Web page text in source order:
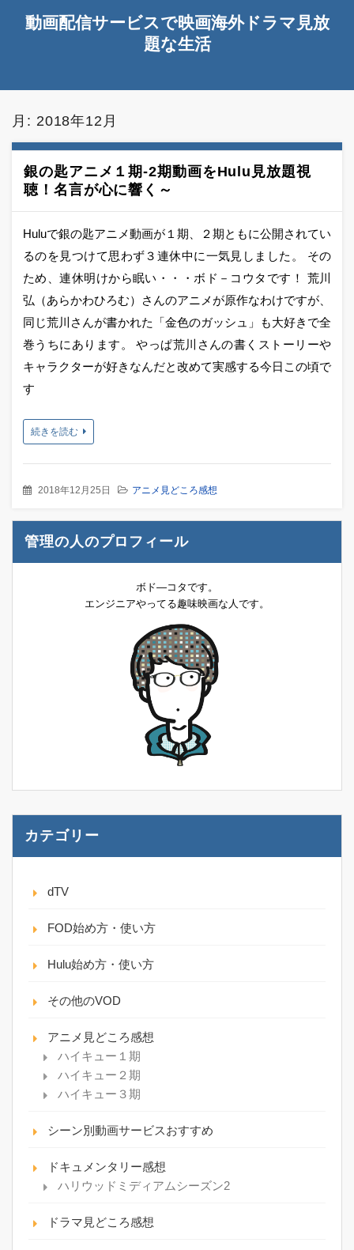
動画配信サービスで映画海外ドラマ見放
題な生活
月: 2018年12月
銀の匙アニメ１期-2期動画をHulu見放題視
聴！名言が心に響く～
Huluで銀の匙アニメ動画が１期、２期ともに公開されてい
るのを見つけて思わず３連休中に一気見しました。 その
ため、連休明けから眠い・・・ボド－コウタです！ 荒川
弘（あらかわひろむ）さんのアニメが原作なわけですが、
同じ荒川さんが書かれた「金色のガッシュ」も大好きで全
巻うちにあります。 やっぱ荒川さんの書くストーリーや
キャラクターが好きなんだと改めて実感する今日この頃で
す
続きを読む
2018年12月25日 アニメ見どころ感想
管理の人のプロフィール
ボド―コタです。
エンジニアやってる趣味映画な人です。
カテゴリー
dTV
FOD始め方・使い方
Hulu始め方・使い方
その他のVOD
アニメ見どころ感想
ハイキュー１期
ハイキュー２期
ハイキュー３期
シーン別動画サービスおすすめ
ドキュメンタリー感想
ハリウッドミディアムシーズン2
ドラマ見どころ感想